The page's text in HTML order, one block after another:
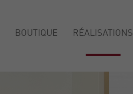
BOUTIQUE RÉALISATIONS